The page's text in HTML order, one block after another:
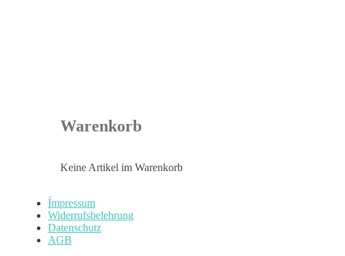
Warenkorb
Keine Artikel im Warenkorb
Ímpressum
Widerrufsbelehrung
Datenschutz
AGB